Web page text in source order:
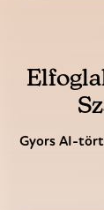
Gyors AI-